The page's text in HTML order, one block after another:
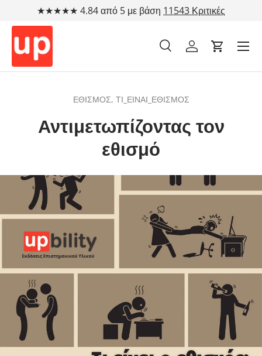
★★★★★ 4.84 από 5 με βάση 11543 Κριτικές
Αναζήτηση
Τύπος προϊόντος
ΑναζήτησηΛογαριασμός
Cart
ΕΘΙΣΜΌΣ, ΤΙ_ΕΊΝΑΙ_ΕΘΙΣΜΌΣ
Αντιμετωπίζοντας τον
εθισμό